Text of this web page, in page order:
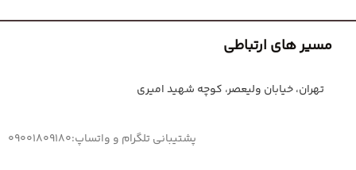
مسیر های ارتباطی
تهران، خیابان ولیعصر، کوچه شهید امیری
پشتیبانی تلگرام و واتساپ:09001809180